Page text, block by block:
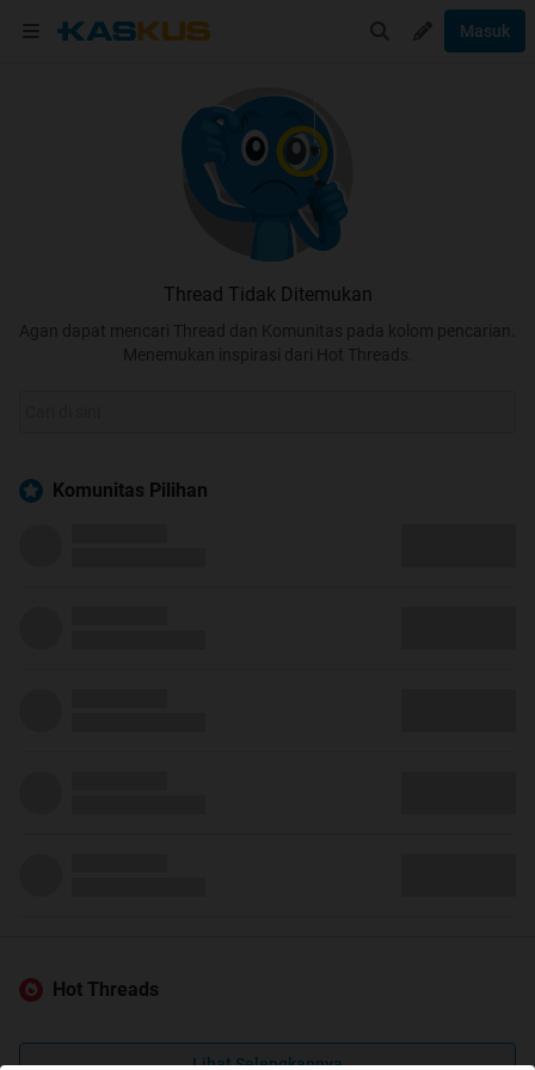
Masuk
Thread Tidak Ditemukan
Agan dapat mencari Thread dan Komunitas pada kolom pencarian.
Menemukan inspirasi dari Hot Threads.
Komunitas Pilihan
Hot Threads
Lihat Selengkapnya